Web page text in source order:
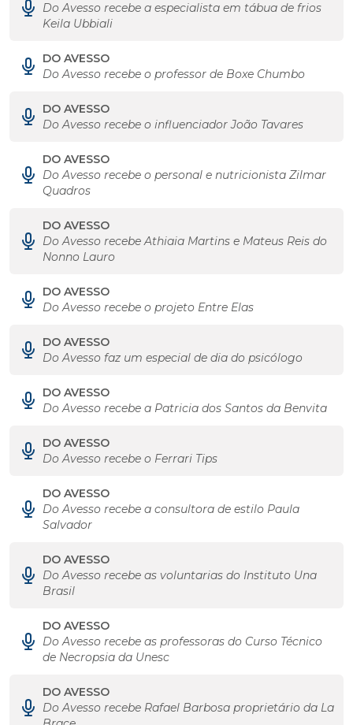
Do Avesso recebe a especialista em tábua de frios
Keila Ubbiali
DO AVESSO
Do Avesso recebe o professor de Boxe Chumbo
DO AVESSO
Do Avesso recebe o influenciador João Tavares
DO AVESSO
Do Avesso recebe o personal e nutricionista Zilmar
Quadros
DO AVESSO
Do Avesso recebe Athiaia Martins e Mateus Reis do
Nonno Lauro
DO AVESSO
Do Avesso recebe o projeto Entre Elas
DO AVESSO
Do Avesso faz um especial de dia do psicólogo
DO AVESSO
Do Avesso recebe a Patricia dos Santos da Benvita
DO AVESSO
Do Avesso recebe o Ferrari Tips
DO AVESSO
Do Avesso recebe a consultora de estilo Paula
Salvador
DO AVESSO
Do Avesso recebe as voluntarias do Instituto Una
Brasil
DO AVESSO
Do Avesso recebe as professoras do Curso Técnico
de Necropsia da Unesc
DO AVESSO
Do Avesso recebe Rafael Barbosa proprietário da La